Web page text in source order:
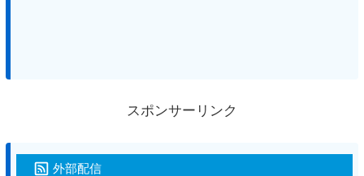
スポンサーリンク
外部配信